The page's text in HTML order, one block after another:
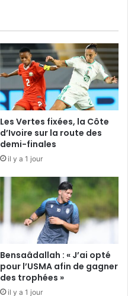
Les Vertes fixées, la Côte
d’Ivoire sur la route des
demi-finales
il y a 1 jour
Bensaâdallah : « J’ai opté
pour l’USMA afin de gagner
des trophées »
il y a 1 jour